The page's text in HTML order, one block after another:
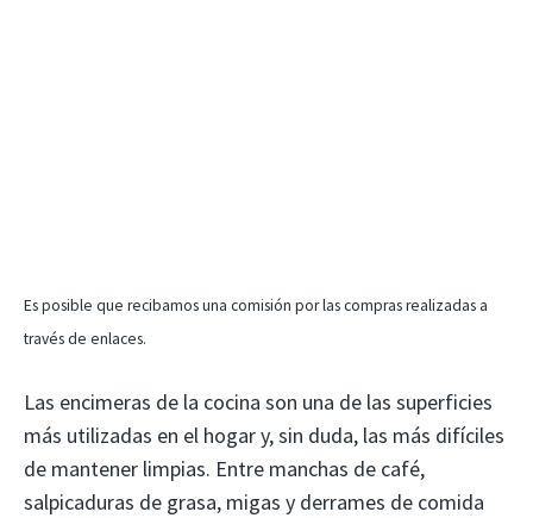
Es posible que recibamos una comisión por las compras realizadas a
través de enlaces.
Las encimeras de la cocina son una de las superficies
más utilizadas en el hogar y, sin duda, las más difíciles
de mantener limpias. Entre manchas de café,
salpicaduras de grasa, migas y derrames de comida